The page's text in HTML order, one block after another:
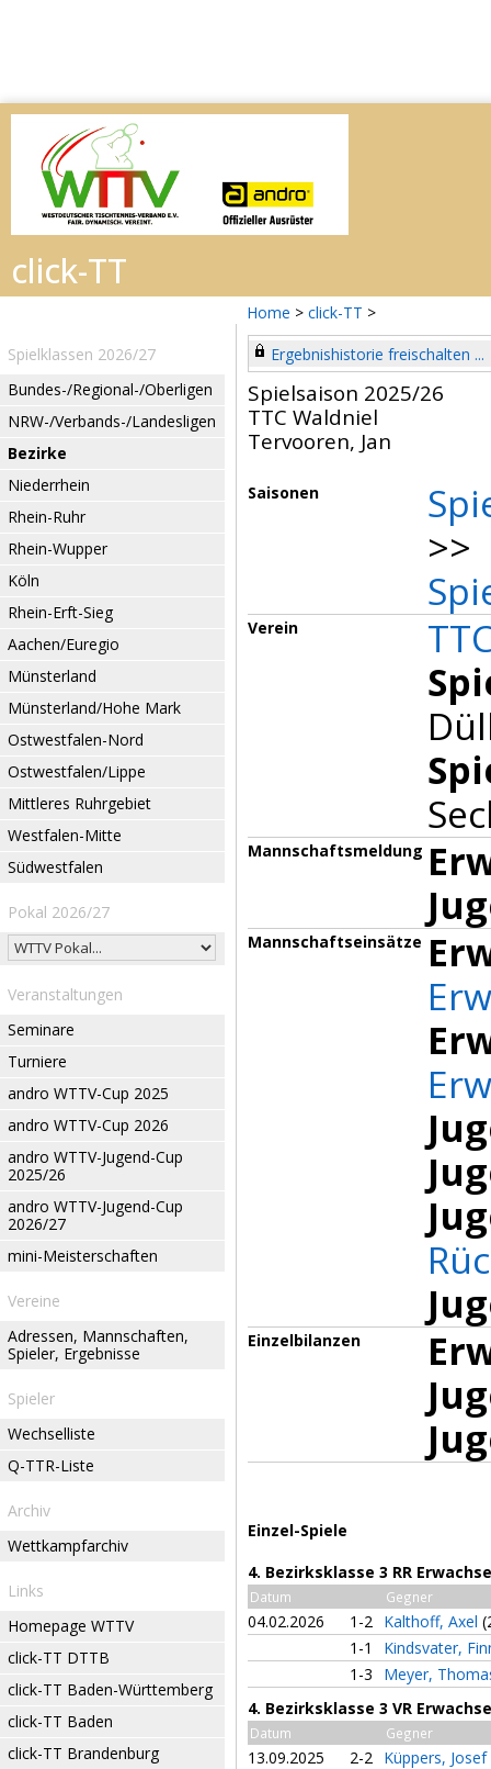
Home > click-TT >
Spielklassen 2026/27
Bundes-/Regional-/Oberligen
NRW-/Verbands-/Landesligen
Bezirke
Niederrhein
Rhein-Ruhr
Rhein-Wupper
Köln
Rhein-Erft-Sieg
Aachen/Euregio
Münsterland
Münsterland/Hohe Mark
Ostwestfalen-Nord
Ostwestfalen/Lippe
Mittleres Ruhrgebiet
Westfalen-Mitte
Südwestfalen
Pokal 2026/27
Veranstaltungen
Seminare
Turniere
andro WTTV-Cup 2025
andro WTTV-Cup 2026
andro WTTV-Jugend-Cup
2025/26
andro WTTV-Jugend-Cup
2026/27
mini-Meisterschaften
Vereine
Adressen, Mannschaften,
Spieler, Ergebnisse
Spieler
Wechselliste
Q-TTR-Liste
Archiv
Wettkampfarchiv
Links
Homepage WTTV
click-TT DTTB
click-TT Baden-Württemberg
click-TT Baden
click-TT Brandenburg
Ergebnishistorie freischalten ...
Spielsaison 2025/26
TTC Waldniel
Tervooren, Jan
Saisonen
>>
Verein
Mannschaftsmeldung
Mannschaftseinsätze
Einzelbilanzen
Einzel-Spiele
4. Bezirksklasse 3 RR
Datum Gegner
04.02.2026 1-2 Kalthoff, Axel
1-1
Kindsvater,
1-3
Meyer,
4. Bezirksklasse 3 VR
Datum Gegner
13.09.2025 2-2 Küppers, Josef